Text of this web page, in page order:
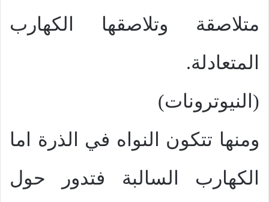
متلاصقة وتلاصقها الكهارب
المتعادلة.
(النيوترونات)
ومنها تتكون النواه في الذرة اما
الكهارب السالبة فتدور حول